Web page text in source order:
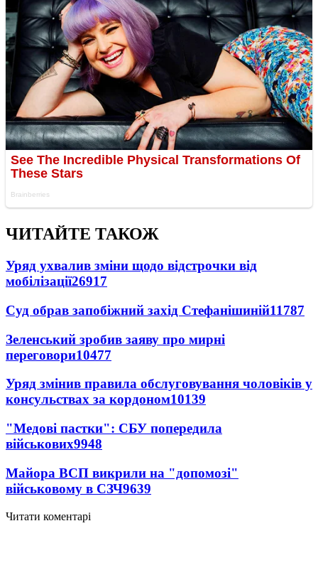
ЧИТАЙТЕ ТАКОЖ
Уряд ухвалив зміни щодо відстрочки від
мобілізації26917
Суд обрав запобіжний захід Стефанішиній11787
Зеленський зробив заяву про мирні
переговори10477
Уряд змінив правила обслуговування чоловіків у
консульствах за кордоном10139
"Медові пастки": СБУ попередила
військових9948
Майора ВСП викрили на "допомозі"
військовому в СЗЧ9639
Читати коментарі